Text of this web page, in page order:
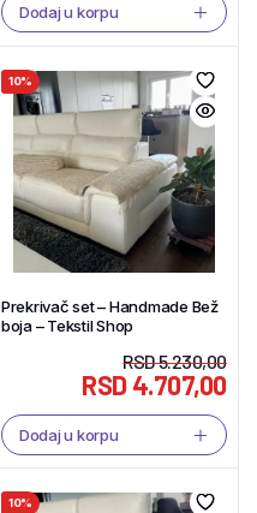
Dodaj u korpu
10%
Prekrivač set – Handmade Bež
boja – Tekstil Shop
RSD5.230,00
RSD4.707,00
Dodaj u korpu
10%